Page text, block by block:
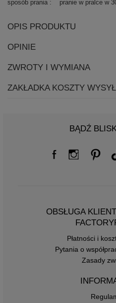
sposób prania pranie w pralce w
OPIS PRODUKTU
OPINIE
ZWROTY I WYMIANA
ZAKŁADKA KOSZTY
BĄDŹ
OBSŁUGA
Płatności i
Pytania o
Zasady